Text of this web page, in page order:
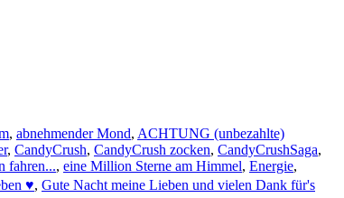
, abnehmender Mond, ACHTUNG (unbezahlte)
, CandyCrush, CandyCrush zocken, CandyCrushSaga,
fahren..., eine Million Sterne am Himmel, Energie,
♥, Gute Nacht meine Lieben und vielen Dank für's